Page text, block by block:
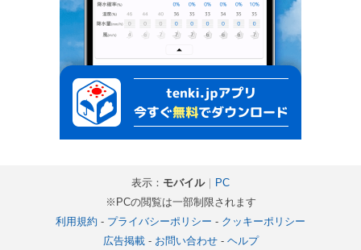
表示： モバイル｜ PC
※PCの閲覧は一部制限されます
利用規約 - プライバシーポリシー - クッキーポリシー
広告掲載- お問い合わせ- ヘルプ